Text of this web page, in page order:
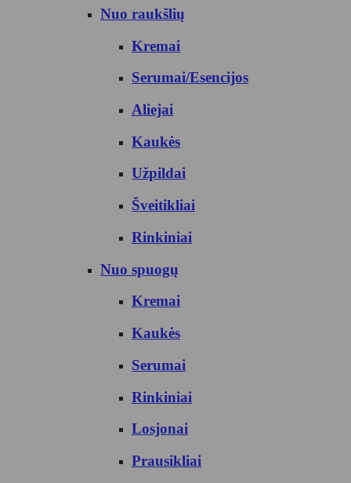
Nuo raukšlių
Kremai
Serumai/Esencijos
Aliejai
Kaukės
Užpildai
Šveitikliai
Rinkiniai
Nuo spuogų
Kremai
Kaukės
Serumai
Rinkiniai
Losjonai
Prausikliai